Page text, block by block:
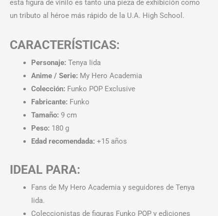
esta figura de vinilo es tanto una pieza de exhibición como
un tributo al héroe más rápido de la U.A. High School.
CARACTERÍSTICAS:
Personaje: Tenya Iida
Anime / Serie: My Hero Academia
Colección: Funko POP Exclusive
Fabricante: Funko
Tamaño: 9 cm
Peso: 180 g
Edad recomendada: +15 años
IDEAL PARA:
Fans de My Hero Academia y seguidores de Tenya
Iida.
Coleccionistas de figuras Funko POP y ediciones